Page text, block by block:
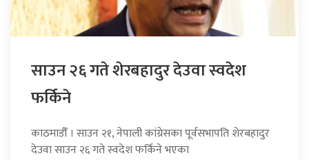
साउन २६ गते शेरबहादुर देउवा स्वदेश
फर्किने
काठमाडौँ । साउन २१, नेपाली कांग्रेसका पूर्वसभापति शेरबहादुर
देउवा साउन २६ गते स्वदेश फर्किने भएका